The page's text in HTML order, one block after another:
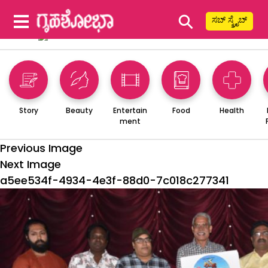
⚲ ಸಬ್ ಸ್ಕ್ರೈಬ್
Story Beauty
Entertain
ment
Food Health
Previous Image
Next Image
a5ee534f-4934-4e3f-88d0-7c018c277341